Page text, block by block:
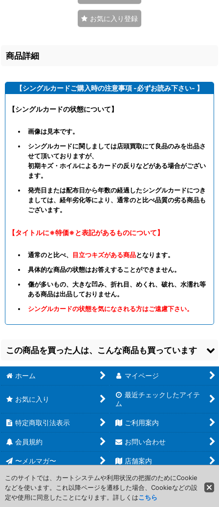
お気に入り登録
商品詳細
【シングルカードご購入時の注意事項 -必ずお読み下さい- 】
【シングルカードの状態について】
画像は見本です。
シングルカードに関しましては店頭買取にて良品のみを出品さ
せて頂いておりますが、
初期キズ・ホイルによるカードの反りなどがある場合がござい
ます。
発売日または配布日から年数の経過したシングルカードにつき
ましては、経年劣化等により、通常のと比べ品質の劣る商品も
ございます。
【タイトルに※特価※と表記があるものについて】
通常のと比べ、 目立つキズがある商品となります。
具体的な商品の状態はお答えすることができません。
傷が多いもの、大きな凹み、折れ目、めくれ、破れ、水濡れ等
ある商品は出品しておりません。
シングルカードの状態を気になされる方はご遠慮下さい。
この商品を買った人は、こんな商品も買っています
【CNS】《硫黄の
渦/Sulfuric Vortex》
【R】 赤/再録
150 円(税込)
【AKH】《検
閲/Censor》【U】
(税込)
【EMA】《稲妻の連
鎖/Chain Lightning》
【U】
100
ホーム マイページ
お気に入り
最近チェックしたアイテ
ム
特定商取引法表示 ご利用案内
会員規約 お問い合わせ
〜メルマガ〜 店舗案内
Copyright (C) 2006-2017 PROJECT CORE Corporation. All Rights
Reserved.
このサイトでは、カートシステムや利用状況の把握のためにCookie
などを使います。これ以降ページを遷移した場合、Cookieなどの設
定や使用に同意したことになります。詳しくはこちら